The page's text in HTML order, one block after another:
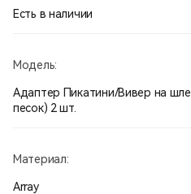
В комплекте - Picatinny 2 шт. +
Есть в наличии
Модель:
Адаптер Пикатини/Вивер на
песок) 2 шт.
Материал:
Array